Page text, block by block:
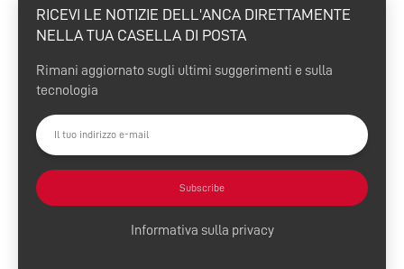
RICEVI LE NOTIZIE DELL'ANCA DIRETTAMENTE
NELLA TUA CASELLA DI POSTA
Rimani aggiornato sugli ultimi suggerimenti e sulla
tecnologia
Subscribe
Informativa sulla privacy